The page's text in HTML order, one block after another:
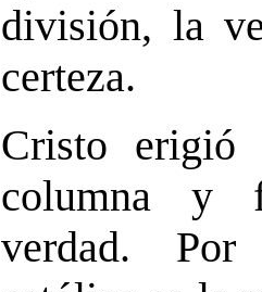
división, la
certeza.
Cristo erigió
columna y
verdad.